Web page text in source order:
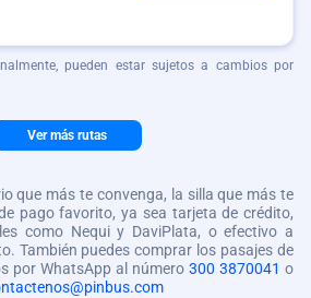
pueden estar sujetos a cambios por
Ver más rutas
que más te convenga, la silla que más te
pago favorito, ya sea tarjeta de crédito,
como Nequi y DaviPlata, o efectivo a
También puedes comprar los pasajes de
por WhatsApp al número 300 3870041 o